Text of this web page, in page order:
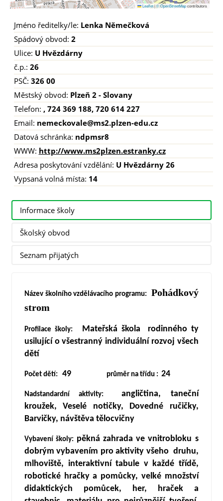
Leaflet|© OpenStreetMapcontributors
Jméno ředitelky/le: Lenka Němečková
Spádový obvod: 2
Ulice: U Hvězdárny
č.p.: 26
PSČ: 326 00
Městský obvod: Plzeň 2 - Slovany
Telefon: , 724 369 188, 720 614 227
Email: nemeckovale@ms2.plzen-edu.cz
Datová schránka: ndpmsr8
WWW: http://www.ms2plzen.estranky.cz
Adresa poskytování vzdělání: U Hvězdárny 26
Vypsaná volná místa: 14
Informace školy
Školský obvod
Seznam přijatých
Název školního vzdělávacího programu:
Pohádkový
strom
Profilace školy: Mateřská škola rodinného ty
usilující o všestranný individuální rozvoj všech
dětí
Počet dětí: 49 průměr na třídu : 24
Nadstandardní aktivity:angličtina, taneční
kroužek, Veselé notičky, Dovedné ručičky,
Barvičky, návštěva tělocvičny
Vybavení školy: pěkná zahrada ve vnitrobloku s
dobrým vybavením pro aktivity všeho druhu,
mlhoviště, interaktivní tabule v každé třídě,
robotické hračky a pomůcky, velké množství
didaktických pomůcek, her, hraček a